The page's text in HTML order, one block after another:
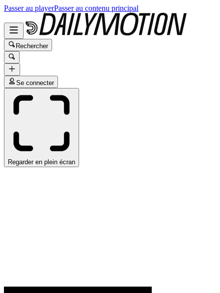
Passer au playerPasser au contenu principal
Rechercher
Se connecter
Regarder en plein écran